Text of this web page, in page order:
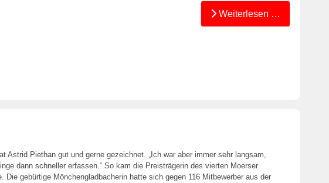
Weiterlesen …
Astrid Piethan gut und gerne gezeichnet. „Ich war aber immer sehr langsam,
dann schneller erfassen.“ So kam die Preisträgerin des vierten Moerser
Die gebürtige Mönchengladbacherin hatte sich gegen 116 Mitbewerber aus der